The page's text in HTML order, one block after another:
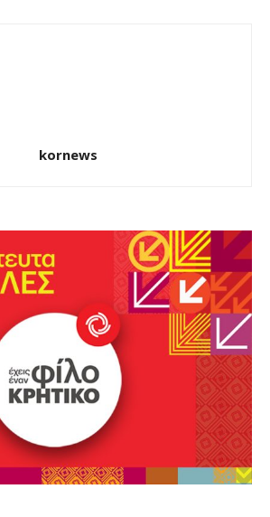
kornews